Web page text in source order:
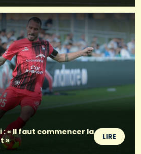
« Il faut commencer la
»
LIRE